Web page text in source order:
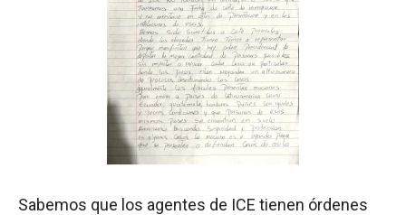
Sabemos que los agentes de ICE tienen órdenes